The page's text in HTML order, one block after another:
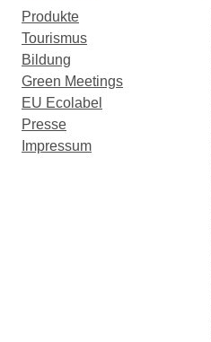
Produkte
Tourismus
Bildung
Green Meetings
EU Ecolabel
Presse
Impressum